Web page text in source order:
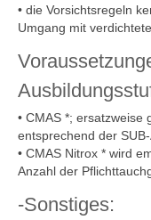
• die Vorsichtsregeln
Umgang mit
• CMAS *; ersatzweise
entsprechend der SUB-
• CMAS Nitrox * wird
Anzahl der
-Sonstiges: